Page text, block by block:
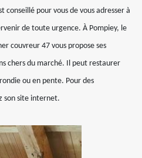
conseillé pour vous de vous adresser à
de toute urgence. À Pompiey, le
couvreur 47 vous propose ses
chers du marché. Il peut restaurer
ou en pente. Pour des
son site internet.